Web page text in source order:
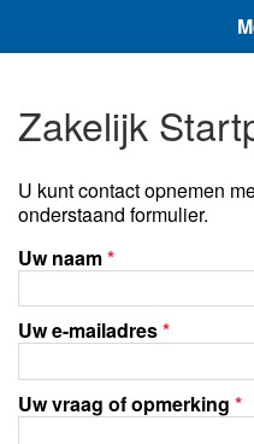
Zakelijk
U kunt contact opnemen
onderstaand formulier.
Uw naam*
Uw e-mailadres*
Uw vraag of opmerking *